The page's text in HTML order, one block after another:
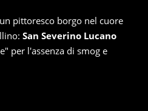
pittoresco borgo nel cuore
San Severino Lucano
per l'assenza di smog e